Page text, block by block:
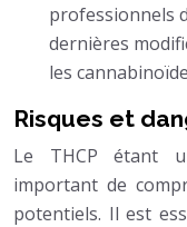
professionnels
dernières
les
Risques et
Le THCP étant
important de
potentiels. Il est